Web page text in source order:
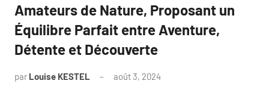
Amateurs de Nature, Proposant un
Équilibre Parfait entre Aventure,
Détente et Découverte
par Louise KESTEL août 3, 2024